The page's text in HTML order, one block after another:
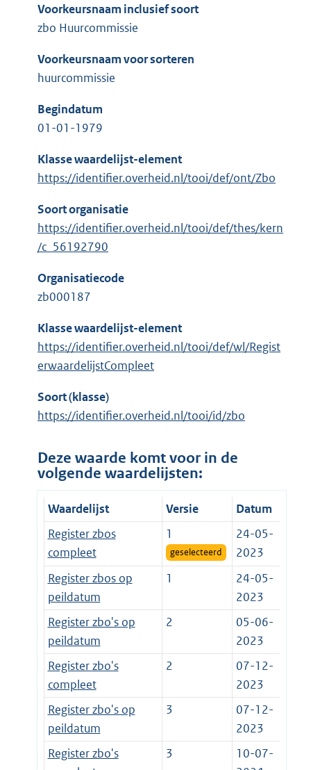
Voorkeursnaam inclusief soort
zbo Huurcommissie
Voorkeursnaam voor sorteren
huurcommissie
Begindatum
01-01-1979
Klasse waardelijst-element
https://identifier.overheid.nl/tooi/def/ont/Zbo
Soort organisatie
https://identifier.overheid.nl/tooi/def/thes/kern
/c_56192790
Organisatiecode
zb000187
Klasse waardelijst-element
https://identifier.overheid.nl/tooi/def/wl/Regist
erwaardelijstCompleet
Soort (klasse)
https://identifier.overheid.nl/tooi/id/zbo
Deze waarde komt voor in de
volgende waardelijsten:
Waardelijst Versie
Datum
Register zbos
compleet
1
geselecteerd
24-05-
2023
Register zbos op
peildatum
1
24-05-
2023
Register zbo's op
peildatum
2
05-06-
2023
Register zbo's
compleet
2
07-12-
2023
Register zbo's op
peildatum
3
07-12-
2023
Register zbo's
3
10-07-